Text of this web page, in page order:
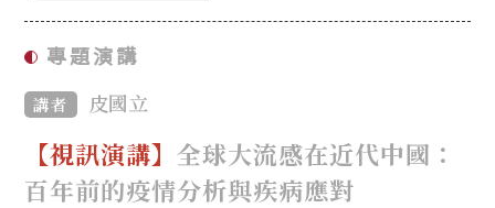
專題演講
講者 皮國立
【視訊演講】 全球大流感在近代中國：
百年前的疫情分析與疾病應對